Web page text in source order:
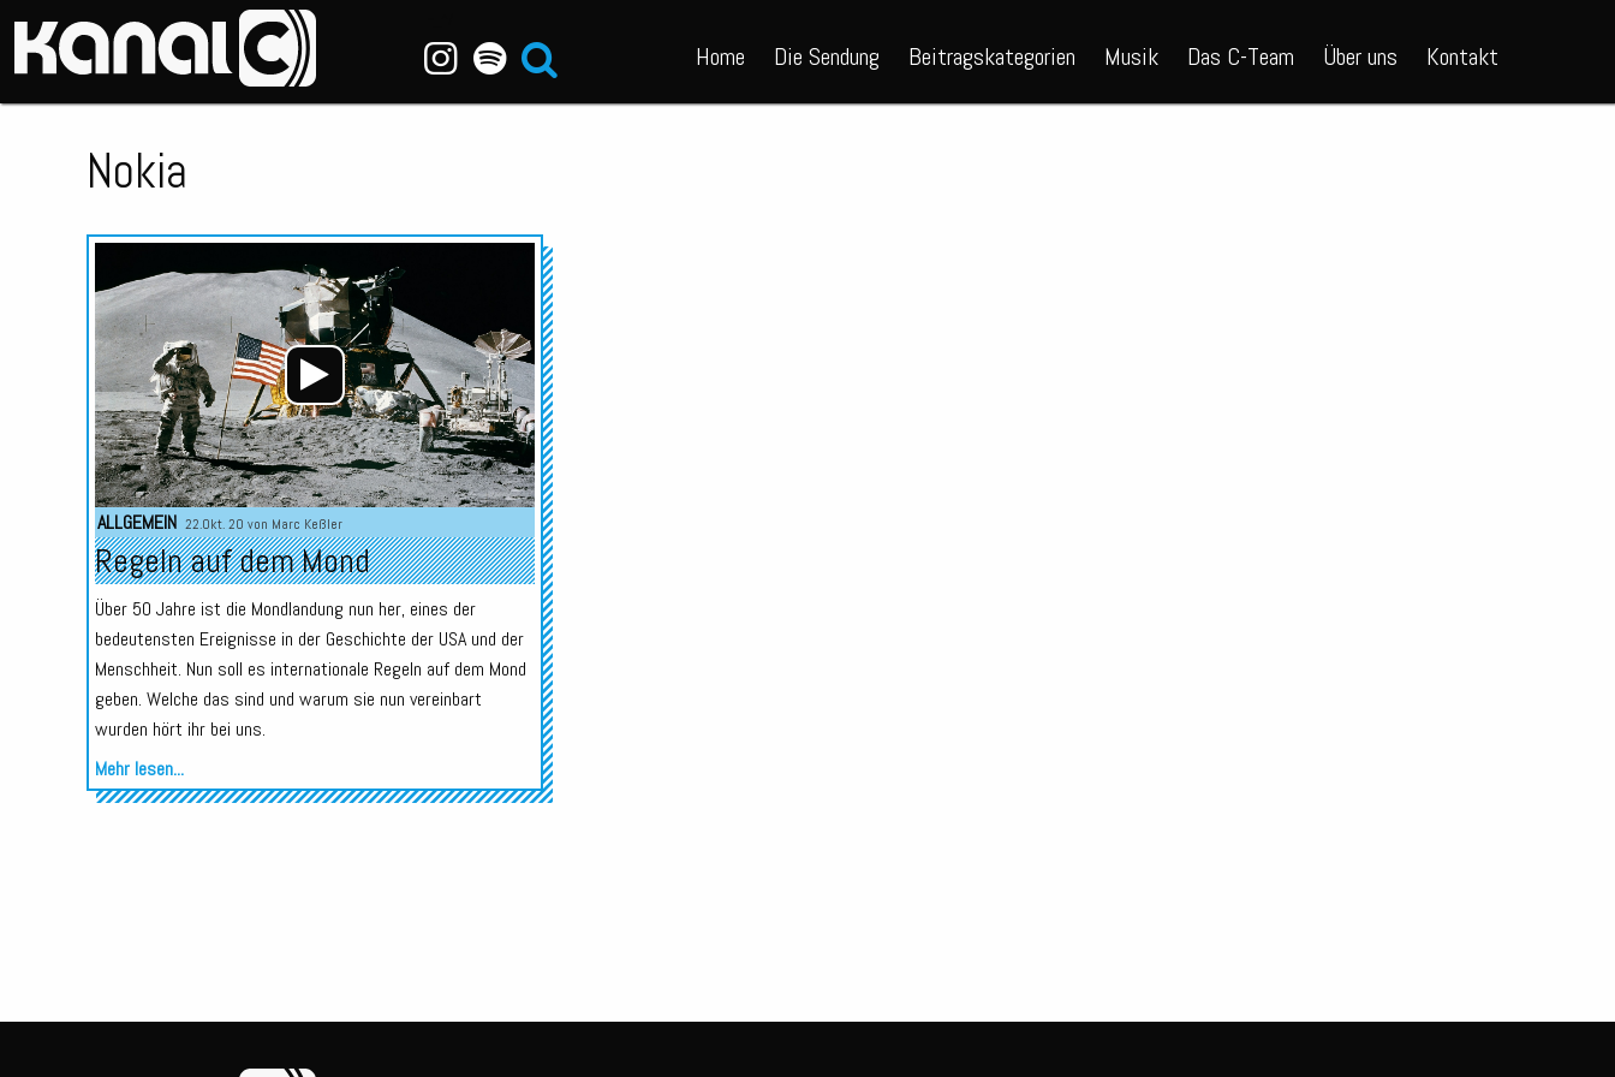
Home Die Sendung Beitragskategorien Musik Das C-Team Über uns Kontakt
Nokia
Audio-
Player
ALLGEMEIN 22.Okt. 20 von Marc Keßler
Regeln auf dem Mond
Über 50 Jahre ist die Mondlandung nun her, eines der
bedeutensten Ereignisse in der Geschichte der USA und der
Menschheit. Nun soll es internationale Regeln auf dem Mond
geben. Welche das sind und warum sie nun vereinbart
wurden hört ihr bei uns.
Mehr lesen...